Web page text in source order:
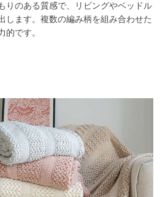
りのある質感で、リビングやベッドル
します。複数の編み柄を組み合わせた
的です。